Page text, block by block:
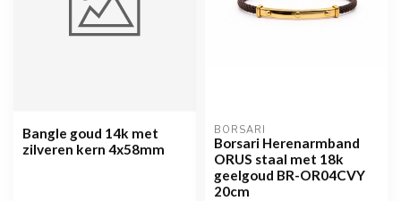
Bangle goud 14k met
zilveren kern 4x58mm
BORSARI
Borsari Herenarmband
ORUS staal met 18k
geelgoud BR-OR04CVY
20cm